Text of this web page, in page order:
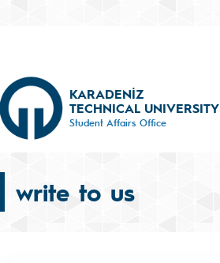
KARADENİZ
TECHNICAL UNIVERSITY
Student Affairs Office
write to us